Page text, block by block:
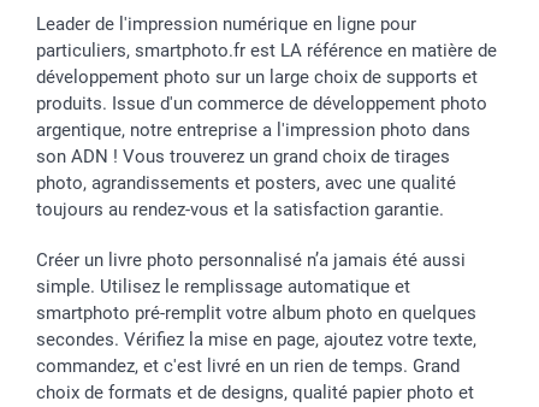
Cadres photo & accessoires déco
Dénicheur d'idées cadeau
Communion
Baptême
Toussaint
Rentrée des classes
Saint-Valentin
Vacances
Vie privée
Gestion des cookies
Tarifs
Partenariats & Influence
Investisseurs
smartfriends
Livraison
Modes de paiement
Grandes quantités
Statut de ma commande
Leader de l'impression numérique en ligne pour
particuliers, smartphoto.fr est LA référence en matière de
développement photo sur un large choix de supports et
produits. Issue d'un commerce de développement photo
argentique, notre entreprise a l'impression photo dans
son ADN ! Vous trouverez un grand choix de tirages
photo, agrandissements et posters, avec une qualité
toujours au rendez-vous et la satisfaction garantie.
Créer un livre photo personnalisé n’a jamais été aussi
simple. Utilisez le remplissage automatique et
smartphoto pré-remplit votre album photo en quelques
secondes. Vérifiez la mise en page, ajoutez votre texte,
commandez, et c'est livré en un rien de temps. Grand
choix de formats et de designs, qualité papier photo et